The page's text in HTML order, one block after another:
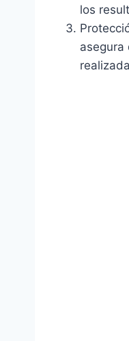
los
asegura